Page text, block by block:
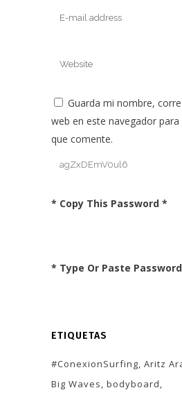
Guarda mi nombre,
web en este navegador
que comente.
* Copy This Password *
* Type Or Paste
ETIQUETAS
#ConexionSurfing Aritz
Big Waves bodyboard